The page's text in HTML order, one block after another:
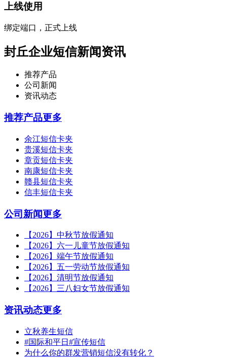
上线使用
绑定端口，正式上线
封丘企业短信新闻资讯
推荐产品
公司新闻
资讯动态
推荐产品更多
余江短信卡夹
贵溪短信卡夹
章贡短信卡夹
南康短信卡夹
赣县短信卡夹
信丰短信卡夹
公司新闻更多
【2026】中秋节放假通知
【2026】六一儿童节放假通知
【2026】端午节放假通知
【2026】五一劳动节放假通知
【2026】清明节放假通知
【2026】三八妇女节放假通知
资讯动态更多
立秋养生短信
#国际和平日#宣传短信
为什么你的群发营销短信没有转化？